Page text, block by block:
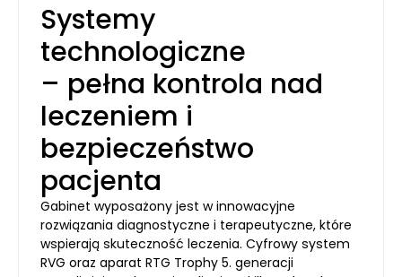
Systemy
technologiczne
– pełna kontrola nad
leczeniem i
bezpieczeństwo
pacjenta
Gabinet wyposażony jest w innowacyjne
rozwiązania diagnostyczne i terapeutyczne, które
wspierają skuteczność leczenia. Cyfrowy system
RVG oraz aparat RTG Trophy 5. generacji